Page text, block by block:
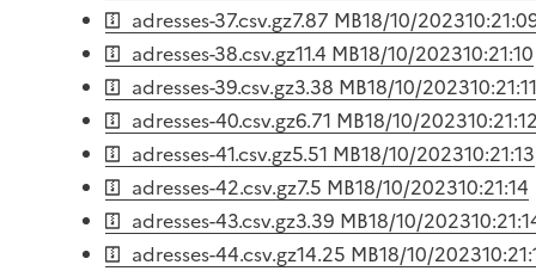
adresses-37.csv.gz7.87 MB18/10/2023
adresses-38.csv.gz11.4 MB18/10/202310:21:10
adresses-39.csv.gz3.38 MB18/10/202310:21:11
adresses-40.csv.gz6.71 MB18/10/202310:21:12
adresses-41.csv.gz5.51 MB18/10/202310:21:13
adresses-42.csv.gz7.5 MB18/10/202310:21:14
adresses-43.csv.gz3.39 MB18/10/2023
adresses-44.csv.gz14.25 MB18/10/2023